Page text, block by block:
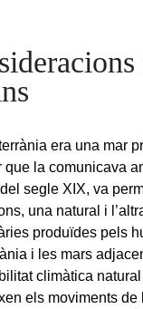
era una mar
que la comunicava
segle XIX, va
una natural i
produïdes pels
i les mars
climàtica
els moviments